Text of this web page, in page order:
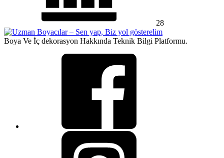
28
Boya Ve İç dekorasyon Hakkında Teknik Bilgi Platformu.